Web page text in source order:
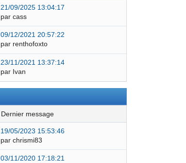
21/09/2025 13:04:17
par cass
09/12/2021 20:57:22
par renthofoxto
23/11/2021 13:37:14
par Ivan
dernier message
19/05/2023 15:53:46
par chrismi83
03/11/2020 17:18:21